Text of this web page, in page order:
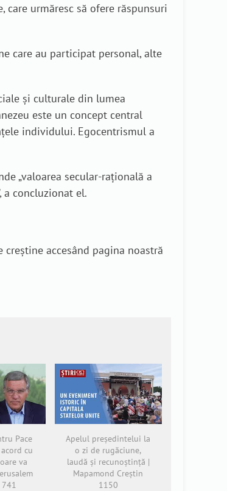
urmăresc să ofere răspunsuri
care au participat personal, alte
și culturale din lumea
este un concept central
individului. Egocentrismul a
„valoarea secular-rațională a
concluzionat el.
accesând pagina noastră
Pace
cu
va
Apelul președintelui la
o zi de rugăciune,
laudă și recunoștință |
Mapamond Creștin
1150